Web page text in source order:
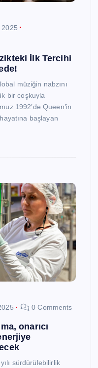
2025
İlk Tercihi
müziğin nabzını
bir coşkuyla
1992’de Queen’in
başlayan
0 Comments
onarıcı
sürdürülebilirlik